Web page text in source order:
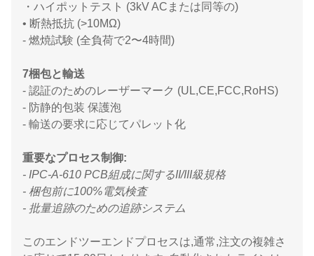
・ハイポットテスト (3kV ACまたは同等の)
• 断熱抵抗 (>10MΩ)
- 燃焼試験 (全負荷で2〜4時間)
7梱包と輸送
- 認証のためのレーザーマーク (UL,CE,FCC,RoHS)
- 防静的包装 保護泡
- 輸送の要求に応じてパレット化
重要なプロセス制御:
- IPC-A-610 PCB組成に関するII/III級規格
- 梱包前に100%電気検査
- 批量追跡のための追跡システム
このエンドツーエンドプロセスは,通常,注文の複雑さ